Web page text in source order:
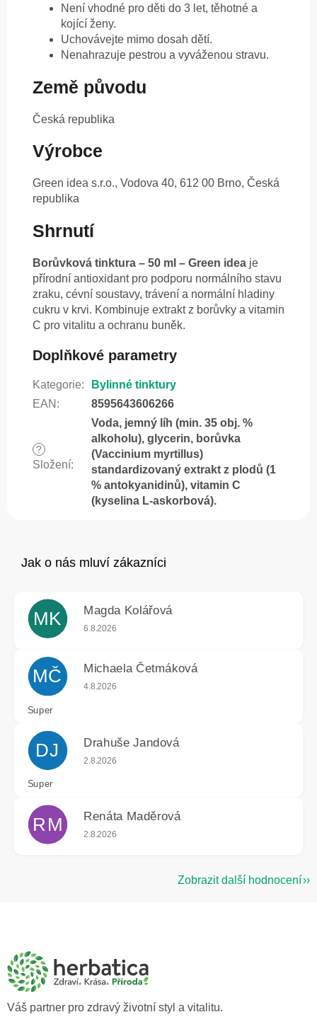
Není vhodné pro děti do 3 let, těhotné a
kojící ženy.
Uchovávejte mimo dosah dětí.
Nenahrazuje pestrou a vyváženou stravu.
Země původu
Česká republika
Výrobce
Green idea s.r.o., Vodova 40, 612 00 Brno, Česká
republika
Shrnutí
Borůvková tinktura – 50 ml – Green idea je
přírodní antioxidant pro podporu normálního stavu
zraku, cévní soustavy, trávení a normální hladiny
cukru v krvi. Kombinuje extrakt z borůvky a vitamin
C pro vitalitu a ochranu buněk.
Doplňkové parametry
Kategorie:
Bylinné tinktury
EAN : 8595643606266
?
Složení:
Voda, jemný líh (min. 35 obj. %
alkoholu), glycerin, borůvka
(Vaccinium myrtillus)
standardizovaný extrakt z plodů (1
% antokyanidinů), vitamin C
(kyselina L-askorbová).
MK Magda Kolářová
Hodnocení obchodu je 5 z 5 hvězdiček.
6.8.2026
MČ Michaela Četmáková
Hodnocení obchodu je 5 z 5 hvězdiček.
4.8.2026
Super
DJ Drahuše Jandová
Hodnocení obchodu je 5 z 5 hvězdiček.
2.8.2026
Super
RM Renáta Maděrová
Hodnocení obchodu je 5 z 5 hvězdiček.
2.8.2026
Zobrazit další hodnocení
a
Váš partner pro zdravý životní styl a vitalitu.